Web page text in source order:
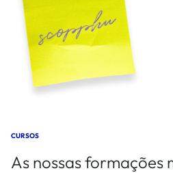
CURSOS
As nossas formações